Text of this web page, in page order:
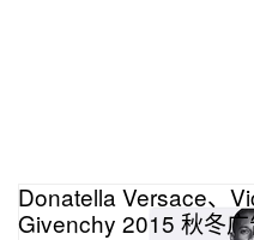
Donatella Versace、
Givenchy 2015 秋冬